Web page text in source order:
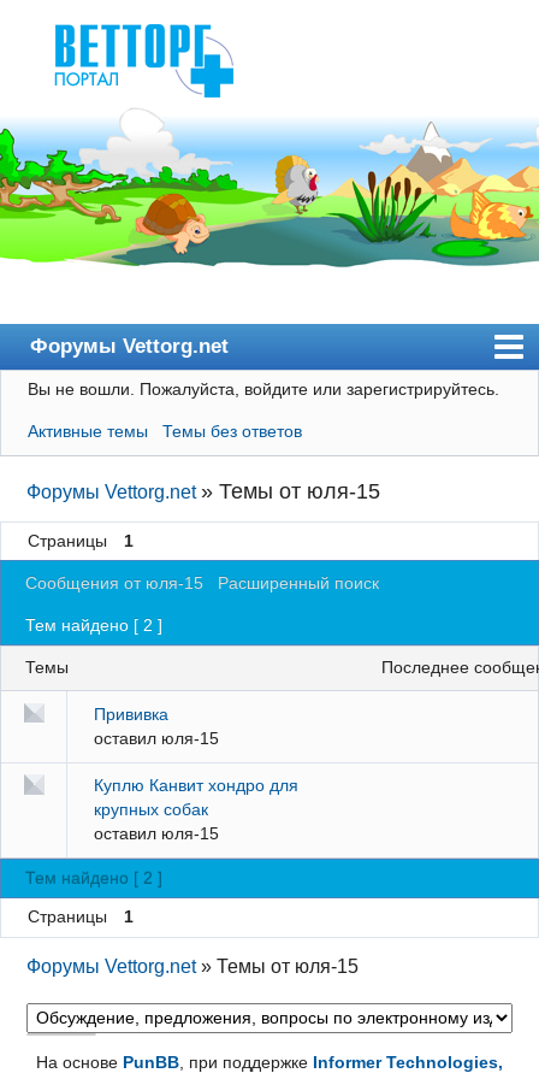
Форумы Vettorg.net
Главная
Пользователи
Правила
Поиск
Регистрация
Вход
Вы не вошли. Пожалуйста, войдите или зарегистрируйтесь.
Активные темы Темы без ответов
Форумы Vettorg.net »Темы от юля-15
Страницы 1
Сообщения от юля-15 Расширенный поиск
Тем найдено [ 2 ]
Темы последнее
Прививка
оставил юля-15
Куплю Канвит хондро для
крупных собак
оставил юля-15
Тем найдено [ 2 ]
Страницы 1
Форумы Vettorg.net »Темы от юля-15
На основе PunBB , при поддержке Informer Technologies,